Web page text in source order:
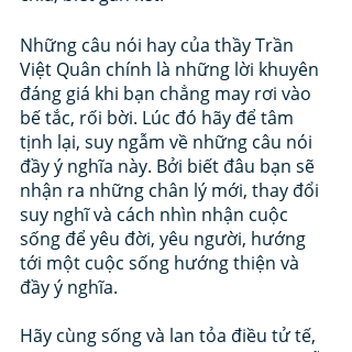
Những câu nói hay của thầy Trần
Việt Quân chính là những lời khuyên
đáng giá khi bạn chẳng may rơi vào
bế tắc, rối bời. Lúc đó hãy để tâm
tịnh lại, suy ngẫm về những câu nói
đầy ý nghĩa này. Bởi biết đâu bạn sẽ
nhận ra những chân lý mới, thay đổi
suy nghĩ và cách nhìn nhận cuộc
sống để yêu đời, yêu người, hướng
tới một cuộc sống hướng thiện và
đầy ý nghĩa.
Hãy cùng sống và lan tỏa điều tử tế,